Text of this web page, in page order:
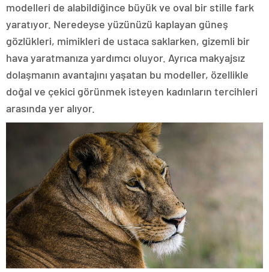
modelleri de alabildiğince büyük ve oval bir stille fark
yaratıyor. Neredeyse yüzünüzü kaplayan güneş
gözlükleri, mimikleri de ustaca saklarken, gizemli bir
hava yaratmanıza yardımcı oluyor. Ayrıca makyajsız
dolaşmanın avantajını yaşatan bu modeller, özellikle
doğal ve çekici görünmek isteyen kadınların tercihleri
arasında yer alıyor.